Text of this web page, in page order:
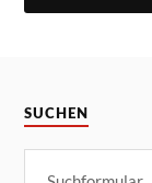
SUCHEN